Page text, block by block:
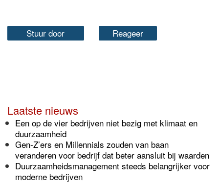
Stuur door Reageer
Laatste nieuws
Een op de vier bedrijven niet bezig met klimaat en
duurzaamheid
Gen-Z’ers en Millennials zouden van baan
veranderen voor bedrijf dat beter aansluit bij waarden
Duurzaamheidsmanagement steeds belangrijker voor
moderne bedrijven